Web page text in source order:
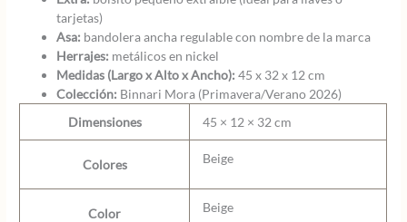
tarjetas)
Asa: bandolera ancha regulable con nombre de la marca
Herrajes: metálicos en nickel
Medidas (Largo x Alto x Ancho): 45 x 32 x 12 cm
Colección: Binnari Mora (Primavera/Verano 2026)
Dimensiones
45 × 12 × 32 cm
Colores Beige
Color Beige